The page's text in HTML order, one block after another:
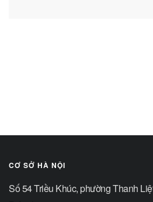
CƠ SỞ HÀ NỘI
Số 54 Triều Khúc, phường Thanh